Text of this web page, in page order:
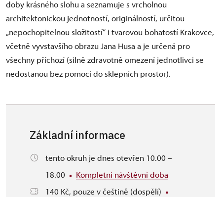
doby krásného slohu a seznamuje s vrcholnou
architektonickou jednotností, originálností, určitou
„nepochopitelnou složitostí“ i tvarovou bohatostí Krakovce,
včetně vyvstavšího obrazu Jana Husa a je určená pro
všechny příchozí (silně zdravotně omezení jednotlivci se
nedostanou bez pomoci do sklepních prostor).
Základní informace
tento okruh je dnes otevřen 10.00 –
18.00
Kompletní návštěvní doba
140 Kč, pouze v češtině (dospělí)